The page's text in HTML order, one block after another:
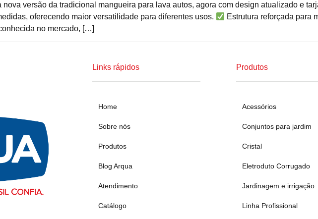
nova versão da tradicional mangueira para lava autos, agora com design atualizado e
oferecendo maior versatilidade para diferentes usos.
Estrutura reforçada para
no mercado, […]
Links rápidos
Home
Sobre nós
Produtos
Blog Arqua
Atendimento
Catálogo
Produtos
Acessórios
Conjuntos para jardim
Cristal
Eletroduto Corrugado
Jardinagem e irrigação
Linha Profissional